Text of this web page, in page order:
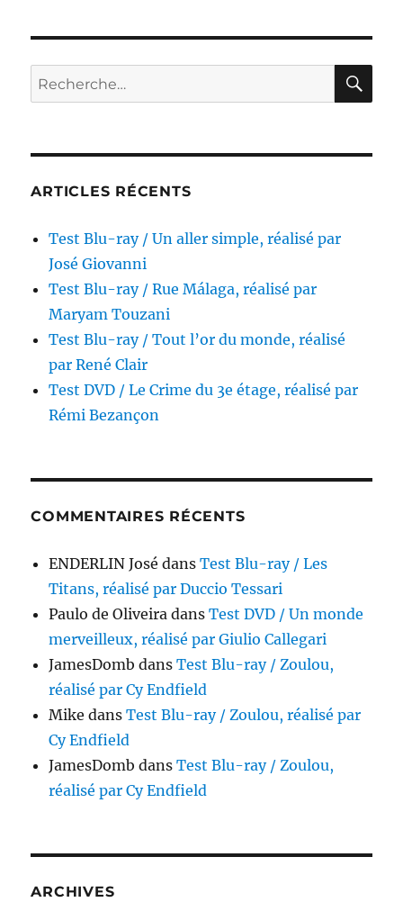
Accélération,
par
Recherche
pour :
ARTICLES RÉCENTS
Test Blu-ray / Un aller simple, réalisé par
José Giovanni
Test Blu-ray / Rue Málaga, réalisé par
Maryam Touzani
Test Blu-ray / Tout l’or du monde, réalisé
par René Clair
Test DVD / Le Crime du 3e étage, réalisé par
Rémi Bezançon
COMMENTAIRES RÉCENTS
ENDERLIN José dansTest Blu-ray / Les
Titans, réalisé par Duccio Tessari
Paulo de Oliveira dansTest DVD / Un monde
merveilleux, réalisé par Giulio Callegari
JamesDomb dansTest Blu-ray / Zoulou,
réalisé par Cy Endfield
Mike dansTest Blu-ray / Zoulou, réalisé par
Cy Endfield
JamesDomb dansTest Blu-ray / Zoulou,
réalisé par Cy Endfield
ARCHIVES